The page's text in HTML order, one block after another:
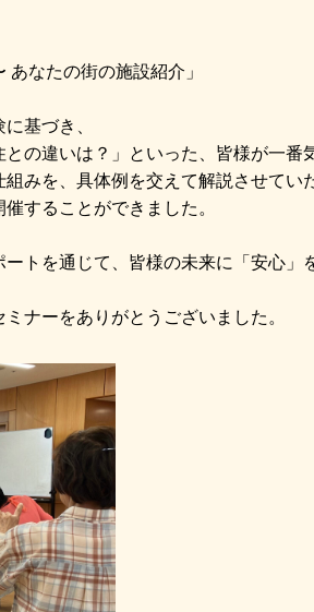
あなたの街の施設紹介」
基づき、
の違いは？」といった、皆様が一番
みを、具体例を交えて解説させてい
することができました。
トを通じて、皆様の未来に「安心」
ナーをありがとうございました。